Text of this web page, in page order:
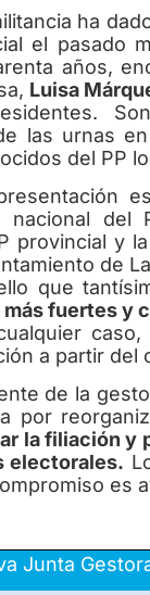
ha
el pasado
años,
Luisa
las urnas
del PP
nacional del
provincial y
de
que
fuertes y
a partir del
de la
por
la filiación y
electorales.
es
Junta